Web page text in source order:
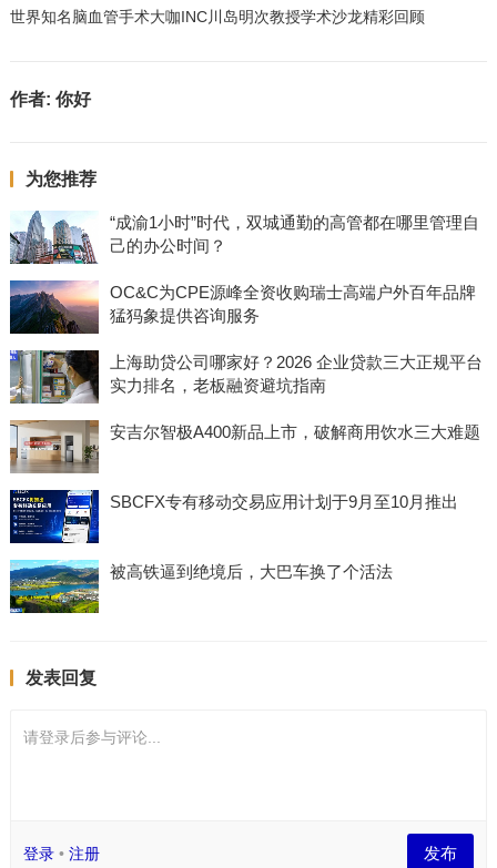
世界知名脑血管手术大咖INC川岛明次教授学术沙龙精彩回顾
作者: 你好
为您推荐
“成渝1小时”时代，双城通勤的高管都在哪里管理自
己的办公时间？
OC&C为CPE源峰全资收购瑞士高端户外百年品牌
猛犸象提供咨询服务
上海助贷公司哪家好？2026 企业贷款三大正规平台
实力排名，老板融资避坑指南
安吉尔智极A400新品上市，破解商用饮水三大难题
SBCFX专有移动交易应用计划于9月至10月推出
被高铁逼到绝境后，大巴车换了个活法
发表回复
请登录后参与评论...
登录• 注册 发布